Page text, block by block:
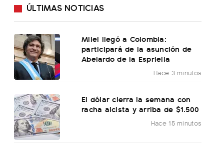
ÚLTIMAS NOTICIAS
Milei llegó a Colombia:
participará de la asunción de
Abelardo de la Espriella
Hace 3 minutos
El dólar cierra la semana con
racha alcista y arriba de $1.500
Hace 15 minutos